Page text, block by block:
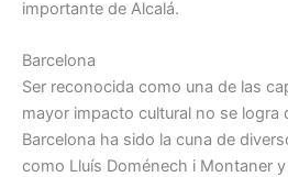
importante de Alcalá.
Barcelona
Ser reconocida como una de las
mayor impacto cultural no se logra
Barcelona ha sido la cuna de
como Lluís Doménech i Montaner